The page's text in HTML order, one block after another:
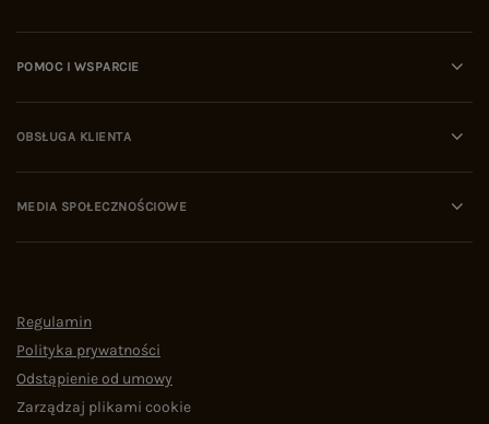
POMOC I WSPARCIE
OBSŁUGA KLIENTA
MEDIA SPOŁECZNOŚCIOWE
Regulamin
Polityka prywatności
Odstąpienie od umowy
Zarządzaj plikami cookie